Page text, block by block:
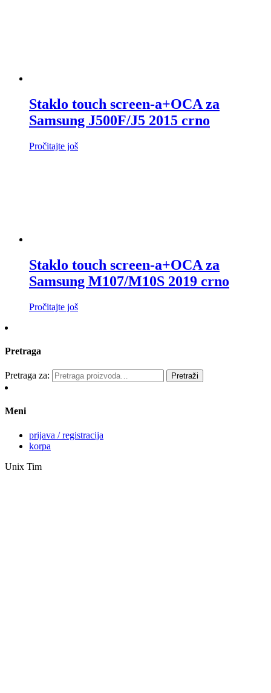
Staklo touch screen-a+OCA za
Samsung J500F/J5 2015 crno
Pročitajte još
Staklo touch screen-a+OCA za
Samsung M107/M10S 2019 crno
Pročitajte još
Pretraga
Pretraga za: Pretraži
Meni
prijava / registracija
korpa
Unix Tim